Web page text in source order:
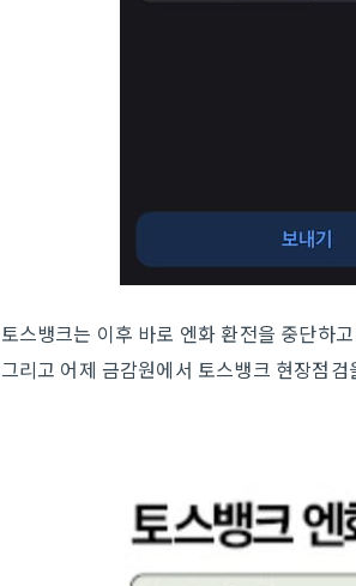
토스뱅크는 이후 바로 엔화 환전을 중단하
그리고 어제 금감원에서 토스뱅크 현장점